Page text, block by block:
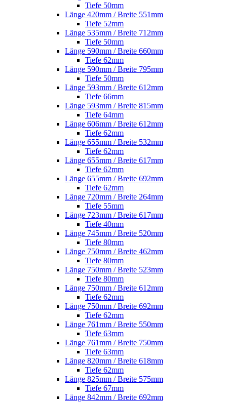
Tiefe 50mm
Länge 420mm / Breite 551mm
Tiefe 52mm
Länge 535mm / Breite 712mm
Tiefe 50mm
Länge 590mm / Breite 660mm
Tiefe 62mm
Länge 590mm / Breite 795mm
Tiefe 50mm
Länge 593mm / Breite 612mm
Tiefe 66mm
Länge 593mm / Breite 815mm
Tiefe 64mm
Länge 606mm / Breite 612mm
Tiefe 62mm
Länge 655mm / Breite 532mm
Tiefe 62mm
Länge 655mm / Breite 617mm
Tiefe 62mm
Länge 655mm / Breite 692mm
Tiefe 62mm
Länge 720mm / Breite 264mm
Tiefe 55mm
Länge 723mm / Breite 617mm
Tiefe 40mm
Länge 745mm / Breite 520mm
Tiefe 80mm
Länge 750mm / Breite 462mm
Tiefe 80mm
Länge 750mm / Breite 523mm
Tiefe 80mm
Länge 750mm / Breite 612mm
Tiefe 62mm
Länge 750mm / Breite 692mm
Tiefe 62mm
Länge 761mm / Breite 550mm
Tiefe 63mm
Länge 761mm / Breite 750mm
Tiefe 63mm
Länge 820mm / Breite 618mm
Tiefe 62mm
Länge 825mm / Breite 575mm
Tiefe 67mm
Länge 842mm / Breite 692mm